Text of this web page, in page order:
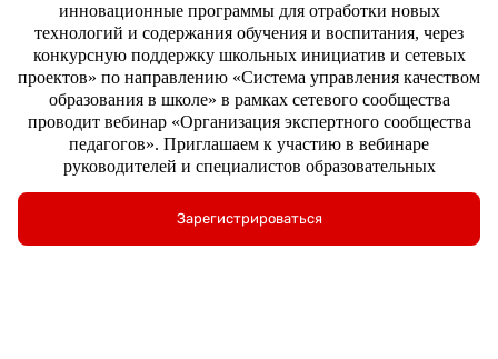
инновационные программы для отработки новых
технологий и содержания обучения и воспитания, через
конкурсную поддержку школьных инициатив и сетевых
проектов» по направлению «Система управления качеством
образования в школе» в рамках сетевого сообщества
проводит вебинар «Организация экспертного сообщества
педагогов». Приглашаем к участию в вебинаре
руководителей и специалистов образовательных
организаций регионов России.
Зарегистрироваться